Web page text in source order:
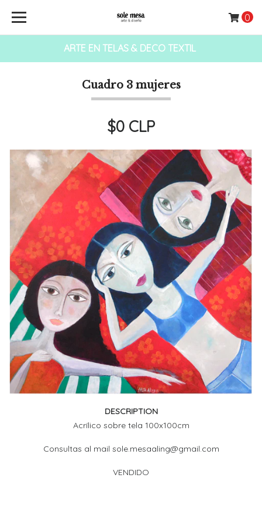
ARTE EN TELAS & DECO TEXTIL
0
Cuadro 3 mujeres
$0 CLP
DESCRIPTION
Acrílico sobre tela 100x100cm
Consultas al mail sole.mesaaling@gmail.com
VENDIDO